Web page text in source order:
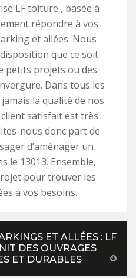
LF toiture , basée à
répondre à vos
et allées. Nous
que ce soit
petits projets ou des
Dans tous les
la qualité de nos
satisfait est très
nous donc part de
d’aménager un
le 13013. Ensemble,
pour trouver les
à vos besoins.
ET ALLÉES : LF
DES OUVRAGES
ET DURABLES